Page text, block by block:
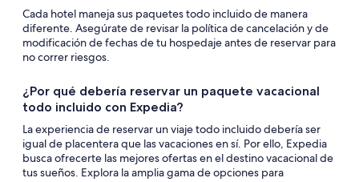
Cada hotel maneja sus paquetes todo incluido de manera
diferente. Asegúrate de revisar la política de cancelación y de
modificación de fechas de tu hospedaje antes de reservar para
no correr riesgos.
¿Por qué debería reservar un paquete vacacional
todo incluido con Expedia?
La experiencia de reservar un viaje todo incluido debería ser
igual de placentera que las vacaciones en sí. Por ello, Expedia
busca ofrecerte las mejores ofertas en el destino vacacional de
tus sueños. Explora la amplia gama de opciones para